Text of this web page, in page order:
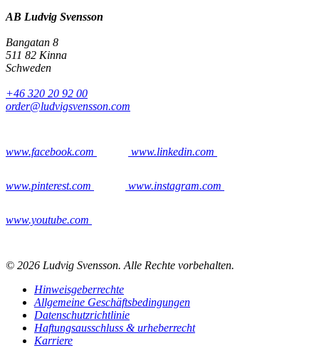
AB Ludvig Svensson
Bangatan 8
511 82 Kinna
Schweden
+46 320 20 92 00
order@ludvigsvensson.com
www.facebook.com www.linkedin.com
www.pinterest.com www.instagram.com
www.youtube.com
© 2026 Ludvig Svensson. Alle Rechte vorbehalten.
Hinweisgeberrechte
Allgemeine Geschäftsbedingungen
Datenschutzrichtlinie
Haftungsausschluss & urheberrecht
Karriere